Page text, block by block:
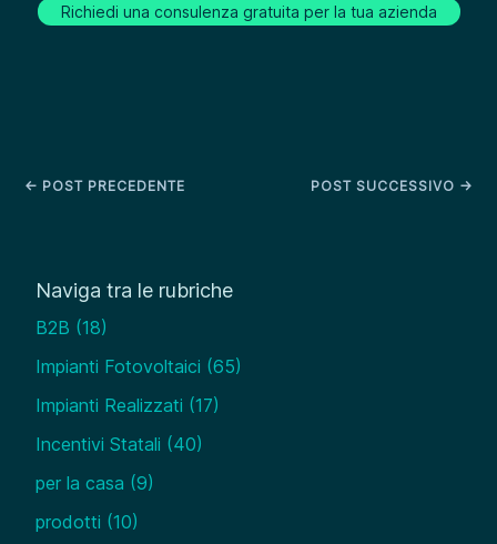
Richiedi una consulenza gratuita per la tua azienda
← POST PRECEDENTE POST SUCCESSIVO →
Naviga tra le rubriche
B2B (18)
Impianti Fotovoltaici (65)
Impianti Realizzati (17)
Incentivi Statali (40)
per la casa (9)
prodotti (10)